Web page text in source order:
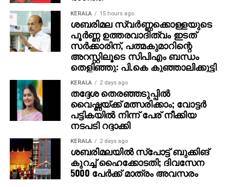
കൂടുതല്‍ ജാഗ്രത പാലിക്കണമെന്നും ഗൂഗിള്‍
വ്യക്തമാക്കി.
KERALA 15 hours ago
ശബരിമല സ്വര്‍ണ്ണക്കൊള്ളയുടെ
പൂര്‍ണ്ണ ഉത്തരവാദിത്വം ഇടത്
സര്‍ക്കാരിന്, പത്മകുമാറിന്റെ
അറസ്റ്റിലൂടെ സിപിഎം ബന്ധം
തെളിഞ്ഞു: പി.കെ കുഞ്ഞാലിക്കുട്ടി
KERALA 2 days ago
തദ്ദേശ തെരഞ്ഞടുപ്പില്‍
വൈഷ്ണയ്ക്ക് മത്സരിക്കാം; വോട്ടര്‍
പട്ടികയില്‍ നിന്ന് പേര് നീക്കിയ
നടപടി റദ്ദാക്കി
KERALA 2 days ago
ശബരിമലയില്‍ സ്‌പോട്ട് ബുക്കിങ്
കുറച്ച് ഹൈക്കോടതി; ദിവസേന
5000 പേര്‍ക്ക് മാത്രം അവസരം